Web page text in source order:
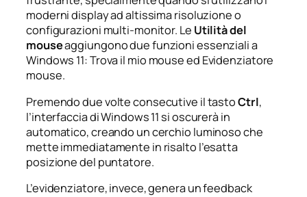
moderni display ad altissima risoluzione o
configurazioni multi-monitor. Le Utilità del
mouseaggiungono due funzioni essenziali a
Windows 11:Trova il mio mouseed Evidenziatore
mouse.
Premendo due volte consecutive il tastoCtrl,
l’interfaccia di Windows 11 si oscurerà in
automatico, creando un cerchio luminoso che
mette immediatamente in risalto l’esatta
posizione del puntatore.
L’evidenziatore, invece, genera un feedback